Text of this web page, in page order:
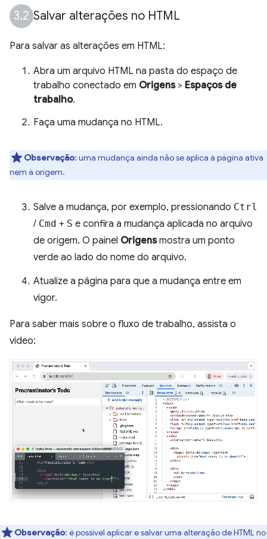
Salvar alterações no HTML
Para salvar as alterações em HTML:
Abra um arquivo HTML na pasta do espaço de
trabalho conectado em Origens> Espaços de
trabalho.
Faça uma mudança no HTML.
Observação: uma mudança ainda não se aplica à página ativa
nem à origem.
Salve a mudança, por exemplo, pressionando Ctrl
/ Cmd + S e confira a mudança aplicada no arquivo
de origem. O painel Origensmostra um ponto
verde ao lado do nome do arquivo.
Atualize a página para que a mudança entre em
vigor.
Para saber mais sobre o fluxo de trabalho, assista o
vídeo:
Observação: é possível aplicar e salvar uma alteração de HTML no